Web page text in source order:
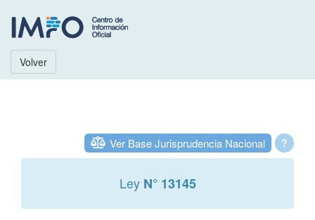
Volver
?
Ver Base Jurisprudencia Nacional
Ley N° 13145